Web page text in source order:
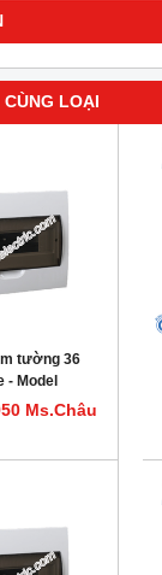
LOẠI
tường 36
- Model
Ms.Châu